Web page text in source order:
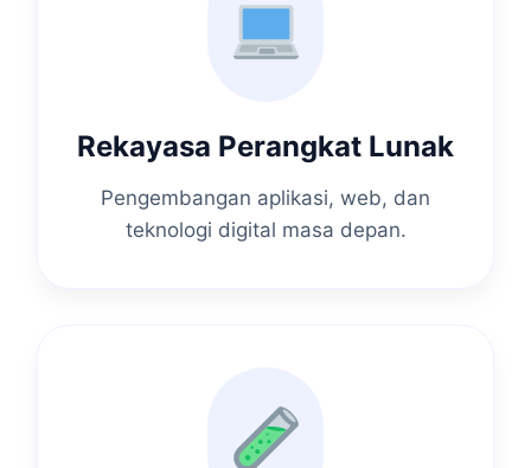
Rekayasa Perangkat Lunak
Pengembangan aplikasi, web, dan
teknologi digital masa depan.